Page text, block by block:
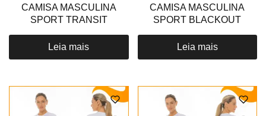
CAMISA MASCULINA
SPORT TRANSIT
Leia mais
CAMISA MASCULINA
SPORT BLACKOUT
Leia mais